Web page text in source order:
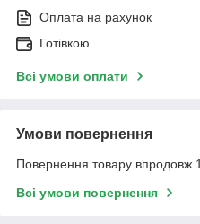
Оплата на рахунок
Готівкою
Всі умови оплати
Умови повернення
Повернення товару впродовж
Всі умови повернення